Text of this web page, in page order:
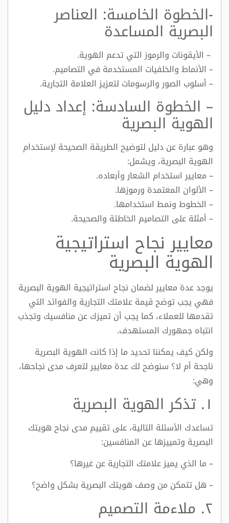
-الخطوة الخامسة: العناصر
البصرية المساعدة
– الأيقونات والرموز التي تدعم الهوية.
– الأنماط والخلفيات المستخدمة في التصاميم.
– أسلوب الصور والرسومات لتعزيز العلامة التجارية.
– الخطوة السادسة: إعداد دليل
الهوية البصرية
وهو عبارة عن دليل لتوضيح الطريقة الصحيحة لإستخدام
الهوية البصرية، ويشمل:
– معايير استخدام الشعار وأبعاده.
– الألوان المعتمدة ورموزها.
– الخطوط ونمط استخدامها.
– أمثلة على التصاميم الخاطئة والصحيحة.
معايير نجاح استراتيجية
الهوية البصرية
يوجد عدة معايير لضمان نجاح استراتيجية الهوية البصرية
فهي يجب توضح قيمة علامتك التجارية والفوائد التي
تقدمها للعملاء، كما يجب أن تميزك عن منافسيك وتجذب
انتباه جمهورك المستهدف.
ولكن كيف يمكننا تحديد ما إذا كانت الهوية البصرية
ناجحة أم لا؟ سنوضح لك عدة معايير لتعرف مدى نجاحها،
وهي:
١. تذكر الهوية البصرية
تساعدك الأسئلة التالية، على تقييم مدى نجاح هويتك
البصرية وتمييزها عن المنافسين:
– ما الذي يميز علامتك التجارية عن غيرها؟
– هل تتمكن من وصف هويتك البصرية بشكل واضح؟
٢. ملاءمة التصميم